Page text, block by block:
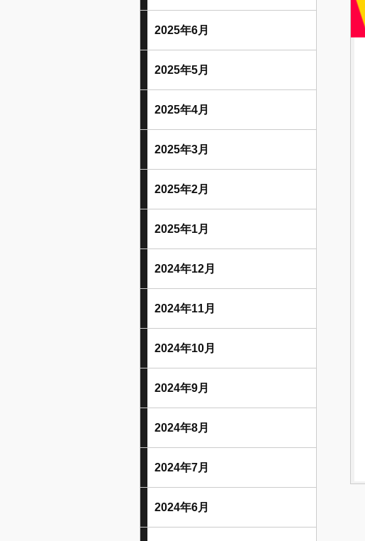
2025年6月
2025年5月
2025年4月
2025年3月
2025年2月
2025年1月
2024年12月
2024年11月
2024年10月
2024年9月
2024年8月
2024年7月
2024年6月